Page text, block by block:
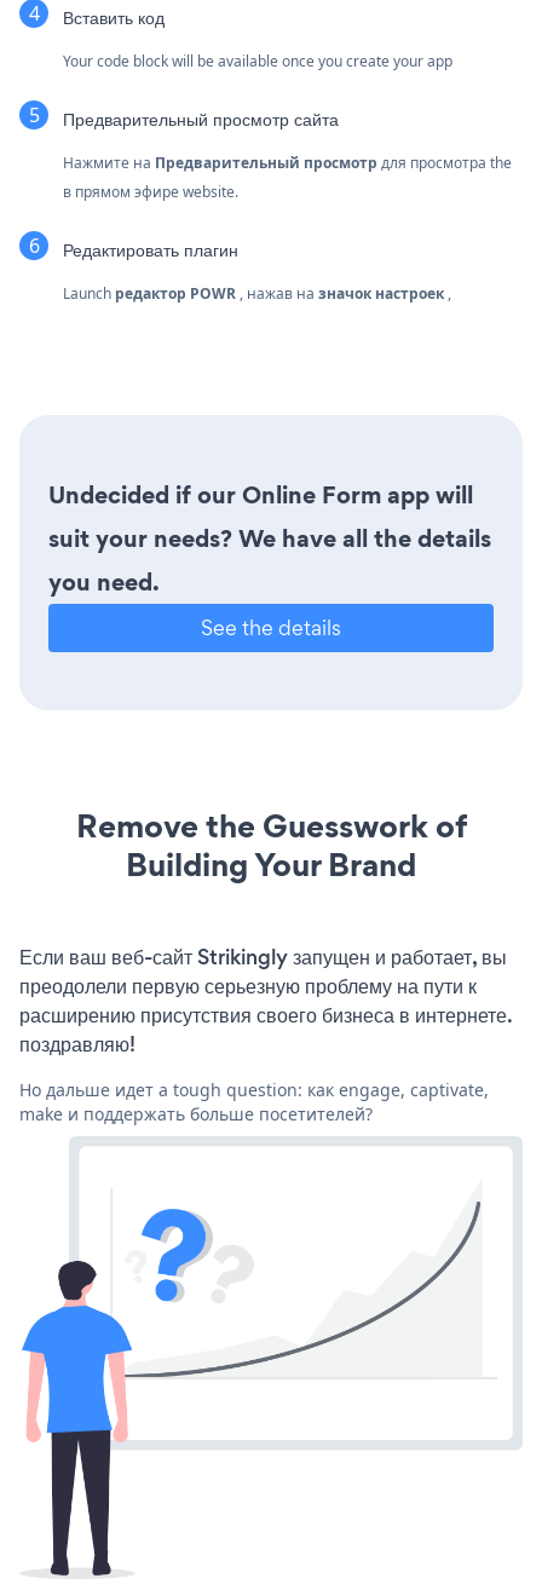
Вставить код
Your code block will be available once you create your app
Предварительный просмотр сайта
Нажмите на Предварительный просмотр для просмотра the
в прямом эфире website.
Редактировать плагин
Launch редактор POWR , нажав на значок настроек ,
Undecided if our Online Form app will
suit your needs? We have all the details
you need.
See the details
Remove the Guesswork of
Building Your Brand
Если ваш веб-сайт Strikingly запущен и работает, вы
преодолели первую серьезную проблему на пути к
расширению присутствия своего бизнеса в интернете.
поздравляю!
Но дальше идет a tough question: как engage, captivate,
make и поддержать больше посетителей?